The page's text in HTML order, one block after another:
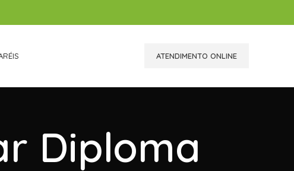
ATENDIMENTO ONLINE
Diploma